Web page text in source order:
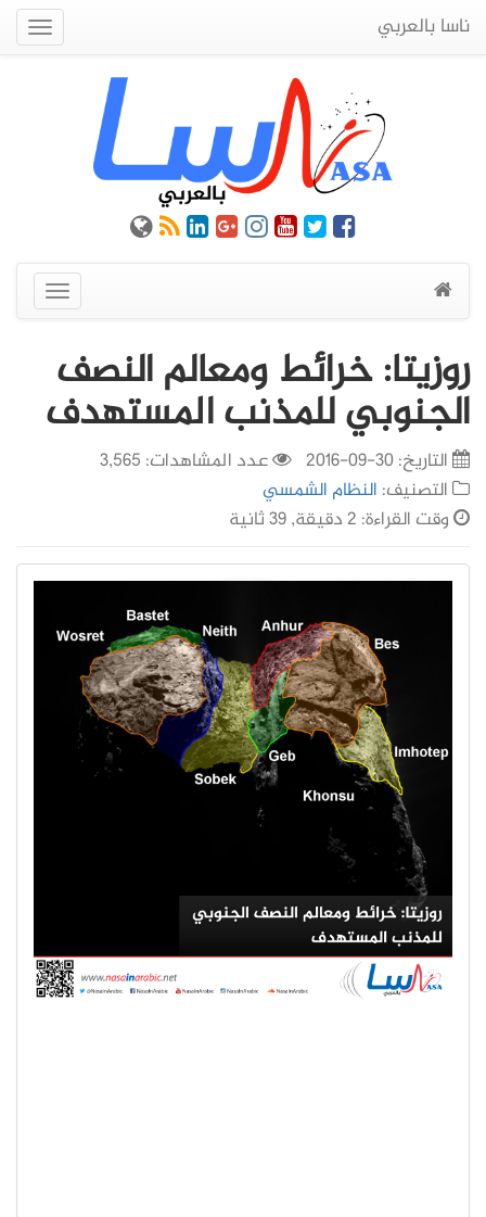
ناسا بالعربي
عرض
القائمة
روزيتا: خرائط ومعالم النصف
الجنوبي للمذنب المستهدف
التاريخ:30-09-2016
عدد المشاهدات: 3,565
التصنيف: النظام الشمسي
وقت القراءة: 2 دقيقة, 39 ثانية